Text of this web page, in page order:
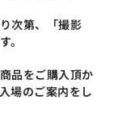
次第、「撮影
。
品をご購入頂か
場のご案内をし